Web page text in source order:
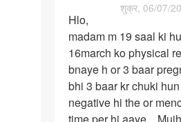
शुक्र, 06/07/
Hlo,
madam
m
19
saal
ki
hun…
Hlo,
madam m 19 saal ki
16march ko physical
bnaye h or 3 baar
bhi 3 baar kr chuki
negative hi the or